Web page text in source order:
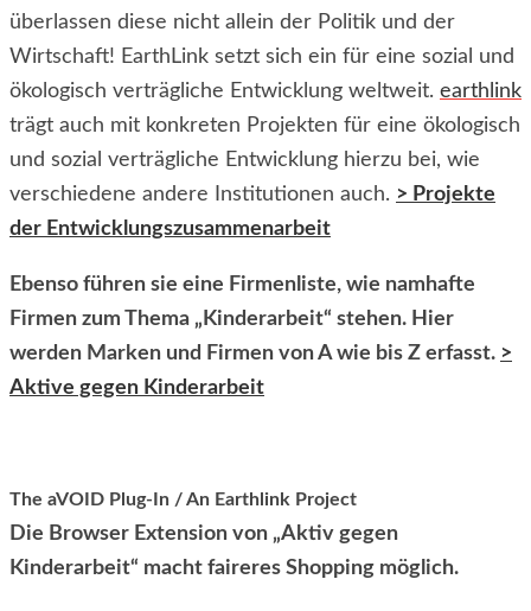
überlassen diese nicht allein der Politik und der
Wirtschaft! EarthLink setzt sich ein für eine sozial und
ökologisch verträgliche Entwicklung weltweit. earthlink
trägt auch mit konkreten Projekten für eine ökologisch
und sozial verträgliche Entwicklung hierzu bei, wie
verschiedene andere Institutionen auch. > Projekte
der Entwicklungszusammenarbeit
Ebenso führen sie eine Firmenliste, wie namhafte
Firmen zum Thema „Kinderarbeit“ stehen. Hier
werden Marken und Firmen von A wie bis Z erfasst. >
Aktive gegen Kinderarbeit
The aVOID Plug-In / An Earthlink Project
Die Browser Extension von „Aktiv gegen
Kinderarbeit“ macht faireres Shopping möglich.